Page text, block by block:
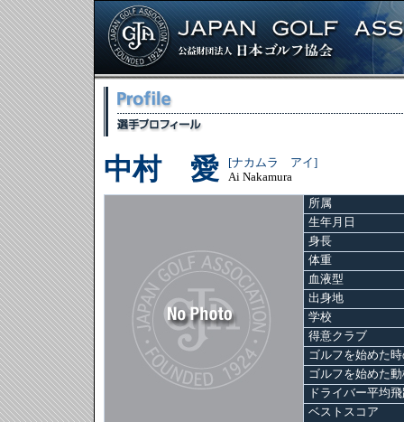
中村 愛
[ナカムラ アイ]
Ai Nakamura
所属
生年月日
身長
体重
血液型
出身地
学校
得意クラブ
ゴルフを始めた
ゴルフを始めた
ドライバー平均
ベストスコア